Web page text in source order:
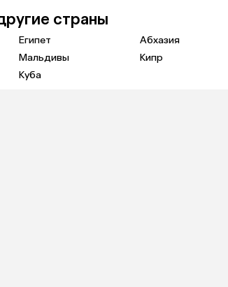
страны
Египет
Абхазия
Мальдивы
Кипр
Куба